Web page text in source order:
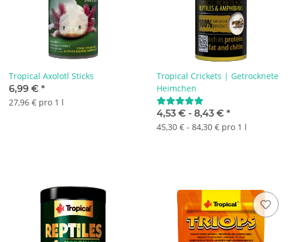
Tropical Axolotl Sticks
6,99 € *
27,96 € pro 1 l
Tropical Crickets | Getrocknete
Heimchen
4,53 € - 8,43 € *
45,30 € - 84,30 € pro 1 l